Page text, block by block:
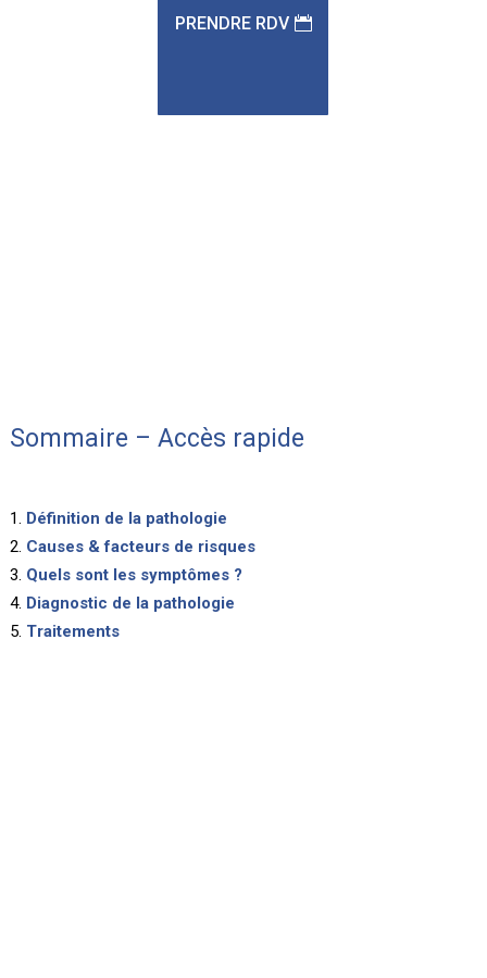
PRENDRE RDV
Sommaire – Accès rapide
Définition de la pathologie
Causes & facteurs de risques
Quels sont les symptômes ?
Diagnostic de la pathologie
Traitements